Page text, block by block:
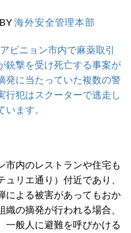
BY海外安全管理本部
ビニョン市内で麻薬取引
銃撃を受け死亡する事案が
発に当たっていた複数の警
行犯はスクーターで逃走し
ます。
市内のレストランや住宅も
ュリエ通り）付近であり、
による被害があってもおか
の摘発が行われる場合、
一般人に避難を呼びかける